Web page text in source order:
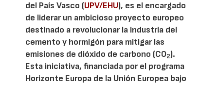
del País Vasco (UPV/EHU), es el encargado
de liderar un ambicioso proyecto europeo
destinado a revolucionar la industria del
cemento y hormigón para mitigar las
emisiones de dióxido de carbono (CO2).
Esta iniciativa, financiada por el programa
Horizonte Europa de la Unión Europea bajo